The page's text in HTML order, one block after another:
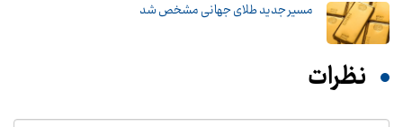
مسیر جدید طلای جهانی مشخص شد
نظرات